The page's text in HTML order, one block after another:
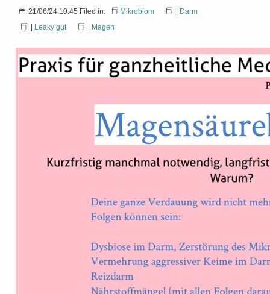
21/06/24 10:45 Filed in: Mikrobiom | Darm
| Leaky gut | Magen